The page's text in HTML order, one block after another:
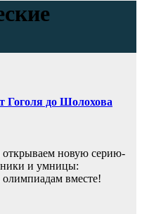
Гоголя до Шолохова
новую серию-
и умницы:
олимпиадам вместе!